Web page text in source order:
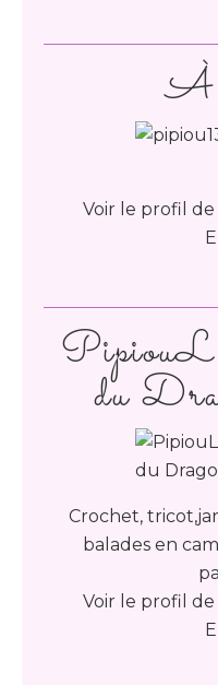
du
Crochet,
balades en
Voir le profil de
À
Voir le profil de